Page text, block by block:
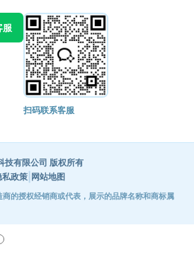
服
扫码联系客服
有限公司 版权所有
私政策 网站地图
的授权经销商或代表，展示的品牌名称和商标属